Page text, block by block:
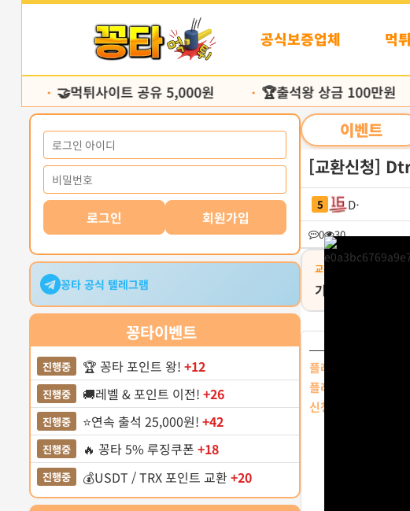
공식보증업체 먹
🤝먹튀사이트 공유 5,000원 🏆출석왕 상금 100만원
로그인 회원가입
꽁타 공식 텔레그램
꽁타이벤트
진행중 🏆 꽁타 포인트 왕! +12
진행중 🚚레벨 & 포인트 이전! +26
진행중 ⭐️연속 출석 25,000원! +42
진행중 🔥 꽁타 5% 루징쿠폰 +18
진행중 💰USDT / TRX 포인트 교환+20
이벤트
[교환신청]
5 Dtr
0
30
교환유형
기프티콘 교환
플레이어아이디:
플레이어명:
신청포인트: